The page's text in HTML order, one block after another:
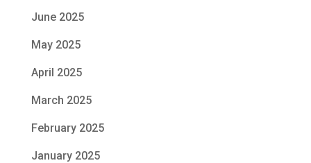
June 2025
May 2025
April 2025
March 2025
February 2025
January 2025